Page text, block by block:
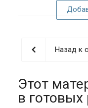
Назад к
Этот
в